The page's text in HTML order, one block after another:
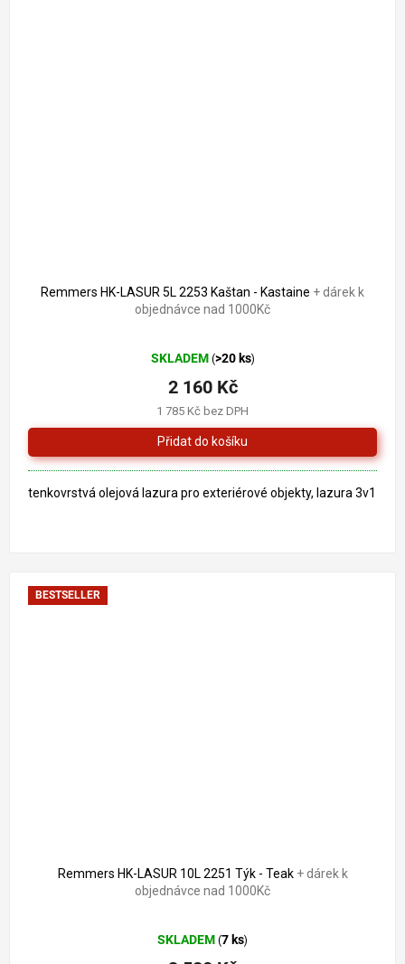
Remmers HK-LASUR 5L 2253 Kaštan - Kastaine + dárek k
objednávce nad 1000Kč
hodnocení
produktu
je
4,9
z
5
hvězdiček.
SKLADEM (>20 ks)
1 785 Kč bez DPH
2 160 Kč
tenkovrstvá olejová lazura pro exteriérové objekty, lazura 3v1
BESTSELLER
Remmers HK-LASUR 10L 2251 Týk - Teak + dárek k
objednávce nad 1000Kč
hodnocení
produktu
SKLADEM (7 ks)